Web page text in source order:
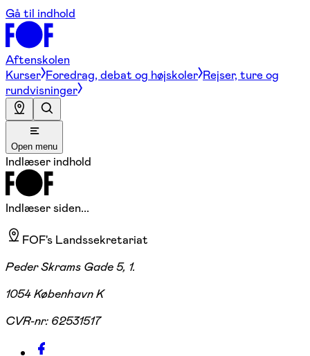
Gå til indhold
Aftenskolen
Kurser Foredrag, debat og højskoler Rejser, ture og
rundvisninger
Open menu
Indlæser indhold
Indlæser siden...
FOF's Landssekretariat
Peder Skrams Gade 5, 1.
1054 København K
CVR-nr: 62531517